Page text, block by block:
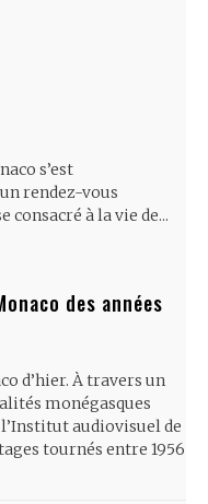
s’est
rendez-vous
consacré à la vie de...
des années
d’hier. À travers un
monégasques
audiovisuel de
tournés entre 1956